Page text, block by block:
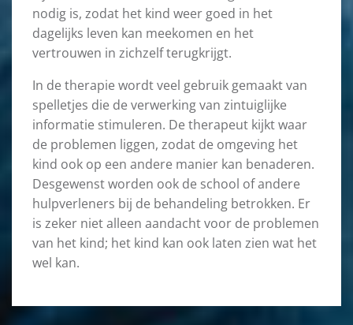
nodig is, zodat het kind weer goed in het
dagelijks leven kan meekomen en het
vertrouwen in zichzelf terugkrijgt.
In de therapie wordt veel gebruik gemaakt van
spelletjes die de verwerking van zintuiglijke
informatie stimuleren. De therapeut kijkt waar
de problemen liggen, zodat de omgeving het
kind ook op een andere manier kan benaderen.
Desgewenst worden ook de school of andere
hulpverleners bij de behandeling betrokken. Er
is zeker niet alleen aandacht voor de problemen
van het kind; het kind kan ook laten zien wat het
wel kan.